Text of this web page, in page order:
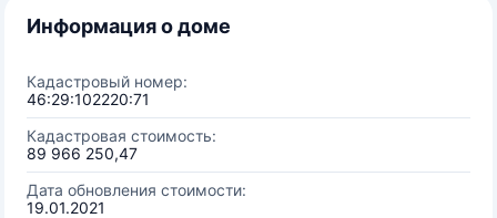
Информация о доме
Кадастровый номер:
46:29:102220:71
Кадастровая стоимость:
89 966 250,47
Дата обновления стоимости:
19.01.2021